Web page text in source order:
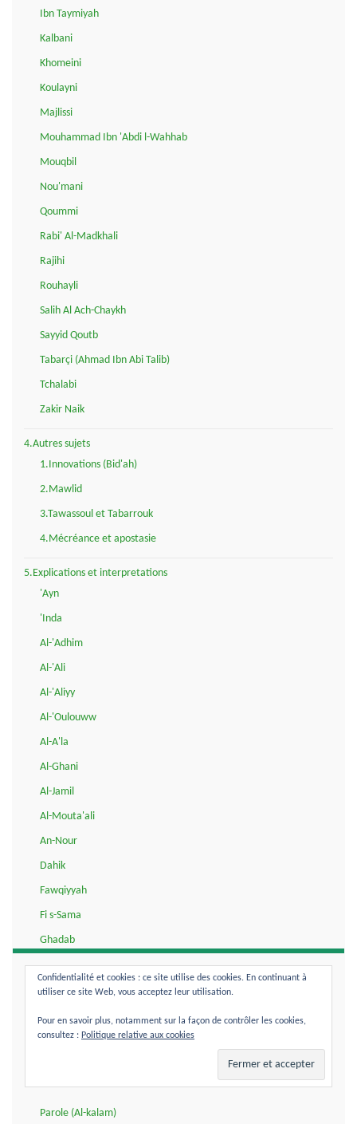
Ibn Taymiyah
Kalbani
Khomeini
Koulayni
Majlissi
Mouhammad Ibn 'Abdi l-Wahhab
Mouqbil
Nou'mani
Qoummi
Rabi' Al-Madkhali
Rajihi
Rouhayli
Salih Al Ach-Chaykh
Sayyid Qoutb
Tabarçi (Ahmad Ibn Abi Talib)
Tchalabi
Zakir Naik
4.Autres sujets
1.Innovations (Bid'ah)
2.Mawlid
3.Tawassoul et Tabarrouk
4.Mécréance et apostasie
5.Explications et interpretations
'Ayn
'Inda
Al-'Adhim
Al-'Ali
Al-'Aliyy
Al-'Oulouww
Al-A'la
Al-Ghani
Al-Jamil
Al-Mouta'ali
An-Nour
Dahik
Fawqiyyah
Fi s-Sama
Ghadab
Istawa
Ityan
ja-a
ma'a
Nouzoul
Parole (Al-kalam)
Confidentialité et cookies : ce site utilise des cookies. En continuant à
utiliser ce site Web, vous acceptez leur utilisation.
Pour en savoir plus, notamment sur la façon de contrôler les cookies,
consultez : Politique relative aux cookies